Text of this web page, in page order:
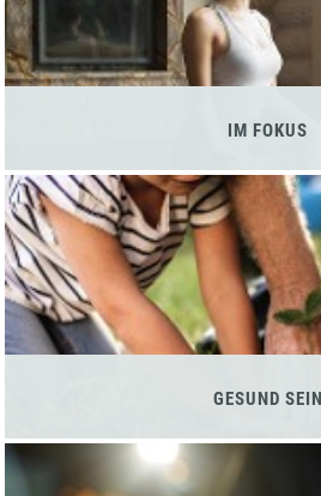
IM FOKUS
GESUND SEIN